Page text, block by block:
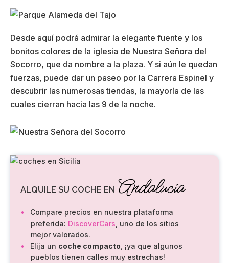
Desde aquí podrá admirar la elegante fuente y los
bonitos colores de la iglesia de Nuestra Señora del
Socorro, que da nombre a la plaza. Y si aún le quedan
fuerzas, puede dar un paseo por la Carrera Espinel y
descubrir las numerosas tiendas, la mayoría de las
cuales cierran hacia las 9 de la noche.
ALQUILE SU COCHE EN Andalucía
Compare precios en nuestra plataforma
preferida: DiscoverCars , uno de los sitios
mejor valorados.
Elija un coche compacto , ¡ya que algunos
pueblos tienen calles muy estrechas!